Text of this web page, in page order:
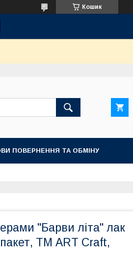
Кошик
ПОВЕРНЕННЯ ТА ОБМІНУ
"Барви літа" лак
ТМ ART Craft,